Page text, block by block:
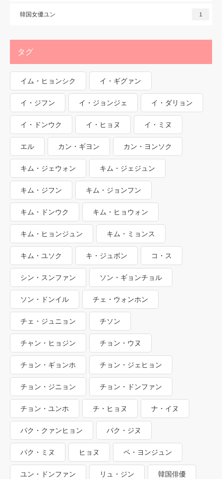
韓国女優ユン 1
タグ
イム・ヒョンシク イ・ギグァン
イ・ジフン イ・ジョンジェ イ・ダリョン
イ・ドンウク イ・ヒョヌ イ・ミヌ
エル カン・ギヨン カン・ヨンソク
キム・ジェウォン キム・ジェジュン
キム・ジフン キム・ジョンフン
キム・ドンウク キム・ヒョウォン
キム・ヒョンジュン キム・ミョンス
キム・ユソク キ・ジュボン コ・ス
シン・スンファン ソン・ギョンチョル
ソン・ドンイル チェ・ウォンホン
チェ・ジュニョン チソン
チャン・ヒョジン チョン・ウヌ
チョン・ギョンホ チョン・ジェヒョン
チョン・ジニョン チョン・ドンファン
チョン・ユンホ チ・ヒョヌ ナ・イヌ
パク・クァンヒョン パク・ジヌ
パク・ミヌ ヒョヌ ペ・ヨンジュン
ユン・ドンファン リュ・ジン 韓国俳優